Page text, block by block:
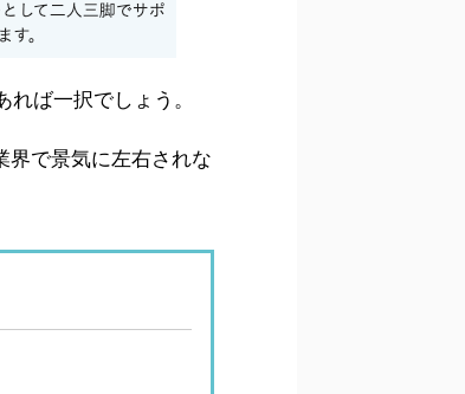
ば一択でしょう。
界で景気に左右されな